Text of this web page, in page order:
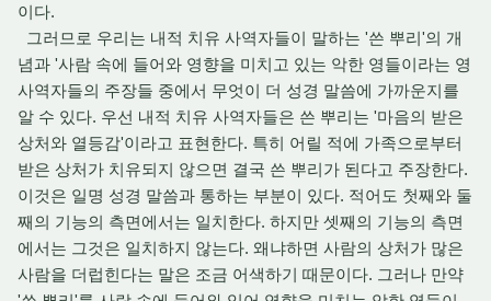
이다.
그러므로 우리는 내적 치유 사역자들이 말하는 '쓴 뿌리'의 개
념과 '사람 속에 들어와 영향을 미치고 있는 악한 영들이라는 영
사역자들의 주장들 중에서 무엇이 더 성경 말씀에 가까운지를
알 수 있다. 우선 내적 치유 사역자들은 쓴 뿌리는 '마음의 받은
상처와 열등감'이라고 표현한다. 특히 어릴 적에 가족으로부터
받은 상처가 치유되지 않으면 결국 쓴 뿌리가 된다고 주장한다.
이것은 일명 성경 말씀과 통하는 부분이 있다. 적어도 첫째와 둘
째의 기능의 측면에서는 일치한다. 하지만 셋째의 기능의 측면
에서는 그것은 일치하지 않는다. 왜냐하면 사람의 상처가 많은
사람을 더럽힌다는 말은 조금 어색하기 때문이다. 그러나 만약